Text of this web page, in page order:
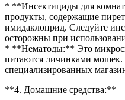
* **Инсектициды для
продукты, содержащие
имидаклоприд. Следуйте
осторожны при
* **Нематоды:** Это
питаются личинками
специализированных
**4. Домашние средства:**